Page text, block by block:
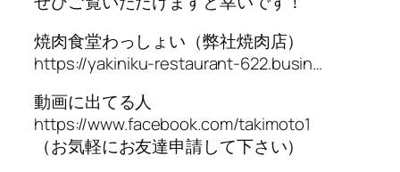
焼肉食堂わっしょい（弊社焼肉店）
https://yakiniku-restaurant-622.busin…
動画に出てる人
https://www.facebook.com/takimoto1
（お気軽にお友達申請して下さい）